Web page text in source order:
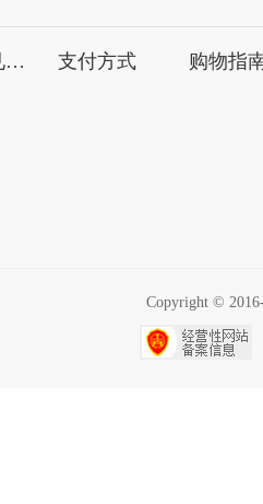
购物常见问题 支付方式 购物指
Copyright ©